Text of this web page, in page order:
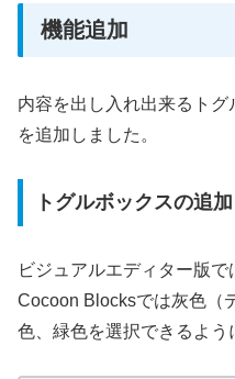
機能追加
内容を出し入れ出来るト
を追加しました。
トグルボックスの追加
ビジュアルエディター版で
Cocoon Blocksでは灰色（
色、緑色を選択できるよう